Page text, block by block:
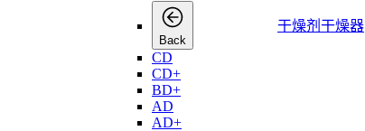
Back
干燥剂干燥器
CD
CD+
BD+
AD
AD+